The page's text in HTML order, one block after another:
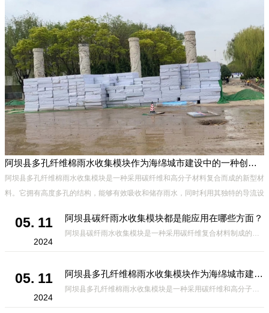
阿坝县多孔纤维棉雨水收集模块作为海绵城市建设中的一种创新材料
阿坝县多孔纤维棉雨水收集模块是一种采用碳纤维和高分子材料复合而成的新型材
料。它拥有高度多孔的结构，能够有效吸收和储存雨水，同时利用其独特的导流设
05. 11
2024
阿坝县碳纤雨水收集模块都是能应用在哪些方面？
阿坝县碳纤雨水收集模块是一种采用碳纤维复合材料制成的雨水收集装置，具有*、环保、可持续等诸多优点。这种模块的设计独特，结构轻巧且强度高，耐腐蚀，能够在各种环境条件下稳定运行。其广泛的应用领域不仅体现在城市规
05. 11
2024
阿坝县多孔纤维棉雨水收集模块作为海绵城市建设中的一种创新材料
阿坝县多孔纤维棉雨水收集模块是一种采用碳纤维和高分子材料复合而成的新型材料。它拥有高度多孔的结构，能够有效吸收和储存雨水，同时利用其独特的导流设计，将雨水迅速排出，有效防止城市内涝的发生。此外，该材料还具有